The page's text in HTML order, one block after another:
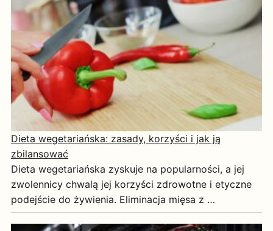
Dieta wegetariańska: zasady, korzyści i jak ją
zbilansować
Dieta wegetariańska zyskuje na popularności, a jej
zwolennicy chwalą jej korzyści zdrowotne i etyczne
podejście do żywienia. Eliminacja mięsa z …